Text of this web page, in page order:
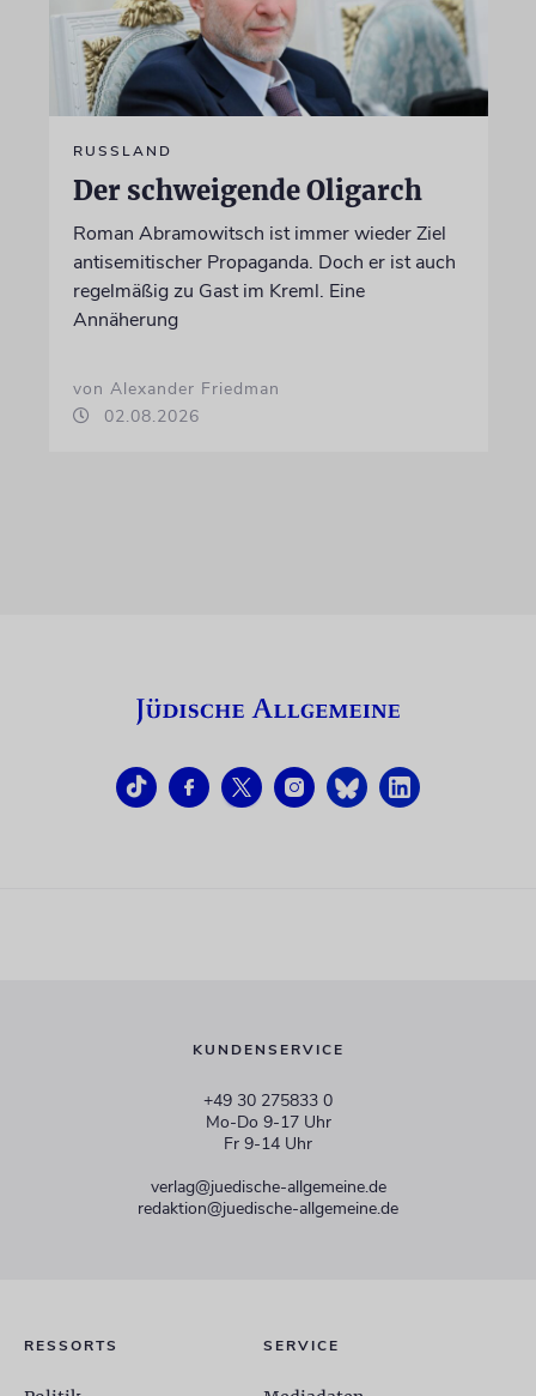
RUSSLAND
Der schweigende Oligarch
Roman Abramowitsch ist immer wieder Ziel
antisemitischer Propaganda. Doch er ist auch
regelmäßig zu Gast im Kreml. Eine
Annäherung
von Alexander Friedman
02.08.2026
KUNDENSERVICE
+49 30 275833 0
Mo-Do 9-17 Uhr
Fr 9-14 Uhr
verlag@juedische-allgemeine.de
redaktion@juedische-allgemeine.de
RESSORTS SERVICE